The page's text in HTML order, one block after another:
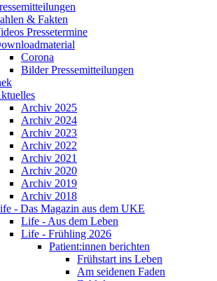
& Fakten
Pressetermine
Corona
Bilder Pressemitteilungen
Archiv 2025
Archiv 2024
Archiv 2023
Archiv 2022
Archiv 2021
Archiv 2020
Archiv 2019
Archiv 2018
- Das Magazin aus dem UKE
Life - Aus dem Leben
Life - Frühling 2026
Patient:innen berichten
Frühstart ins Leben
Am seidenen Faden